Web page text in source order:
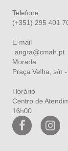
Telefone
(+351) 295 401
E-mail
angra@cmah.pt
Morada
Praça Velha, s/n
Horário
Centro de
16h00